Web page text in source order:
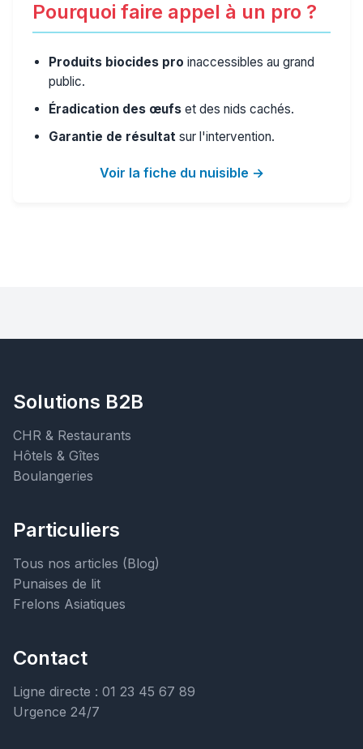
Pourquoi faire appel à un pro ?
Produits biocides pro inaccessibles au grand
public.
Éradication des œufs et des nids cachés.
Garantie de résultat sur l'intervention.
Voir la fiche du nuisible →
Solutions B2B
CHR & Restaurants
Hôtels & Gîtes
Boulangeries
Particuliers
Tous nos articles (Blog)
Punaises de lit
Frelons Asiatiques
Contact
Ligne directe : 01 23 45 67 89
Urgence 24/7